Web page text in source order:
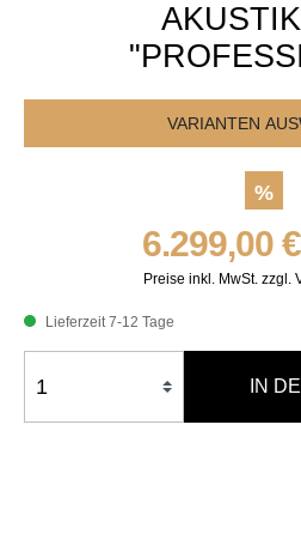
VARIANTEN
%
6.299,00
Preise inkl. MwSt. zzgl.
Lieferzeit 7-12 Tage
IN